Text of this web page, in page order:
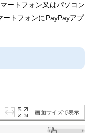
ートフォン又はパソコン
ートフォンにPayPayアプ
画面サイズで表示